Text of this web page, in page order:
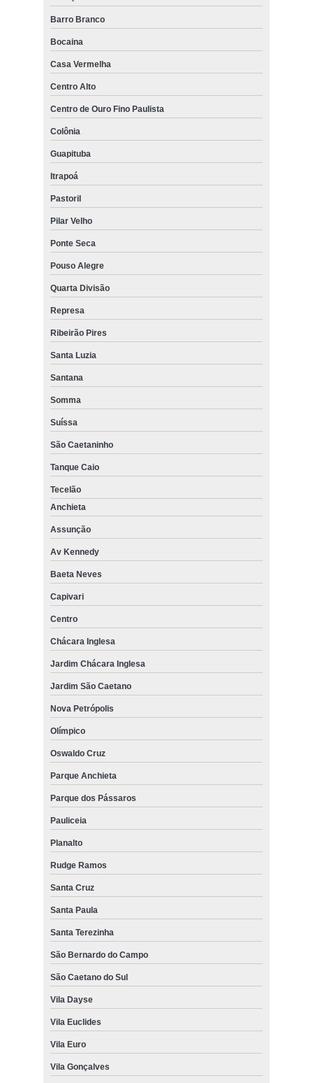
Barro Branco
Bocaina
Casa Vermelha
Centro Alto
Centro de Ouro Fino Paulista
Colônia
Guapituba
Itrapoá
Pastoril
Pilar Velho
Ponte Seca
Pouso Alegre
Quarta Divisão
Represa
Ribeirão Pires
Santa Luzia
Santana
Somma
Suíssa
São Caetaninho
Tanque Caio
Tecelão
Anchieta
Assunção
Av Kennedy
Baeta Neves
Capivari
Centro
Chácara Inglesa
Jardim Chácara Inglesa
Jardim São Caetano
Nova Petrópolis
Olímpico
Oswaldo Cruz
Parque Anchieta
Parque dos Pássaros
Pauliceia
Planalto
Rudge Ramos
Santa Cruz
Santa Paula
Santa Terezinha
São Bernardo do Campo
São Caetano do Sul
Vila Dayse
Vila Euclides
Vila Euro
Vila Gonçalves